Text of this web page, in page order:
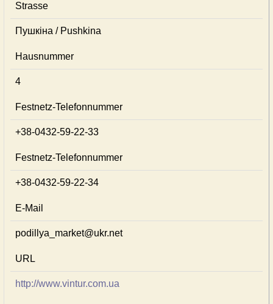
Strasse
Пушкіна / Pushkina
Hausnummer
4
Festnetz-Telefonnummer
+38-0432-59-22-33
Festnetz-Telefonnummer
+38-0432-59-22-34
E-Mail
podillya_market@ukr.net
URL
http://www.vintur.com.ua